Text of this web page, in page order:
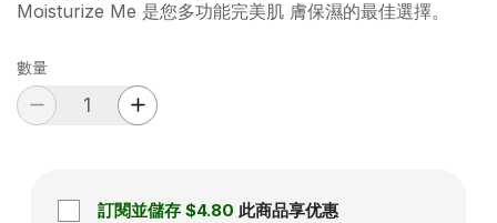
Moisturize Me 是您多功能完美肌 膚保濕的最佳選擇。
數量
訂閱並儲存 $4.80 此商品享优惠